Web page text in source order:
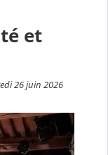
et
26 juin 2026